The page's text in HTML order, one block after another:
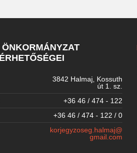
3842 Halmaj, Kossuth
út 1. sz.
+36 46 / 474 - 122
+36 46 / 474 - 122 / 0
korjegyzoseg.halmaj@
gmail.com